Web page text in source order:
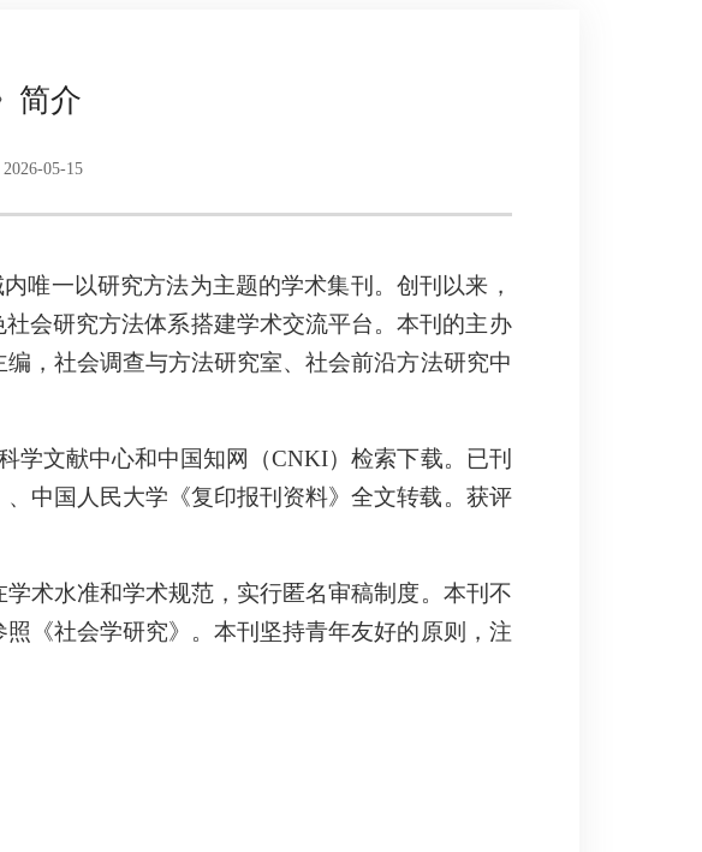
简介
05-15
唯一以研究方法为主题的学术集刊。创刊以来，
会研究方法体系搭建学术交流平台。本刊的主办
，社会调查与方法研究室、社会前沿方法研究中
学文献中心和中国知网（CNKI）检索下载。 已刊
中国人民大学《复印报刊资料》全文转载。获评
术水准和学术规范，实行匿名审稿制度。本刊不
照《社会学研究》。本刊坚持青年友好的原则，注